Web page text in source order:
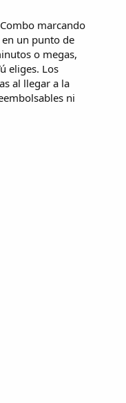
marcando
un punto de
o megas,
eliges. Los
al llegar a la
ni